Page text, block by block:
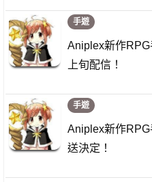
手遊
Aniplex新作RPG
上旬配信！
手遊
Aniplex新作
送決定！